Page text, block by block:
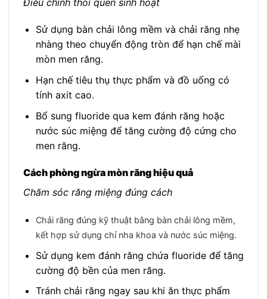
Sử dụng bàn chải lông mềm và chải răng nhẹ
nhàng theo chuyển động tròn để hạn chế mài
mòn men răng.
Hạn chế tiêu thụ thực phẩm và đồ uống có
tính axit cao.
Bổ sung fluoride qua kem đánh răng hoặc
nước súc miệng để tăng cường độ cứng cho
men răng.
Cách phòng ngừa mòn răng hiệu quả
Chăm sóc răng miệng đúng cách
Chải răng đúng kỹ thuật bằng bàn chải lông mềm,
kết hợp sử dụng chỉ nha khoa và nước súc miệng.
Sử dụng kem đánh răng chứa fluoride để tăng
cường độ bền của men răng.
Tránh chải răng ngay sau khi ăn thực phẩm